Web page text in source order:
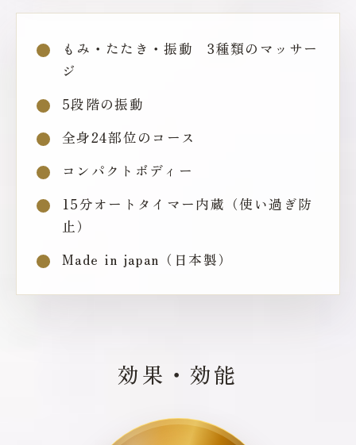
もみ・たたき・振動 3種類のマッサー
ジ
5段階の振動
全身24部位のコース
コンパクトボディー
15分オートタイマー内蔵（使い過ぎ防
止）
Made in japan（日本製）
効果・効能